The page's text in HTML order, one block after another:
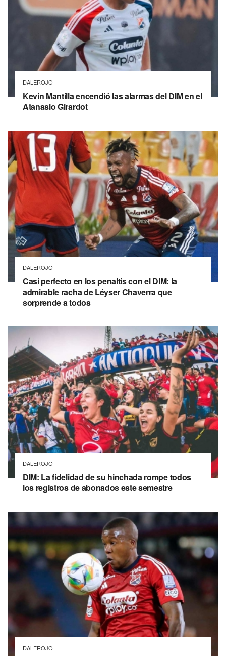
DALEROJO
Kevin Mantilla encendió las alarmas del DIM en el
Atanasio Girardot
DALEROJO
Casi perfecto en los penaltis con el DIM: la
admirable racha de Léyser Chaverra que
sorprende a todos
DALEROJO
DIM: La fidelidad de su hinchada rompe todos
los registros de abonados este semestre
DALEROJO